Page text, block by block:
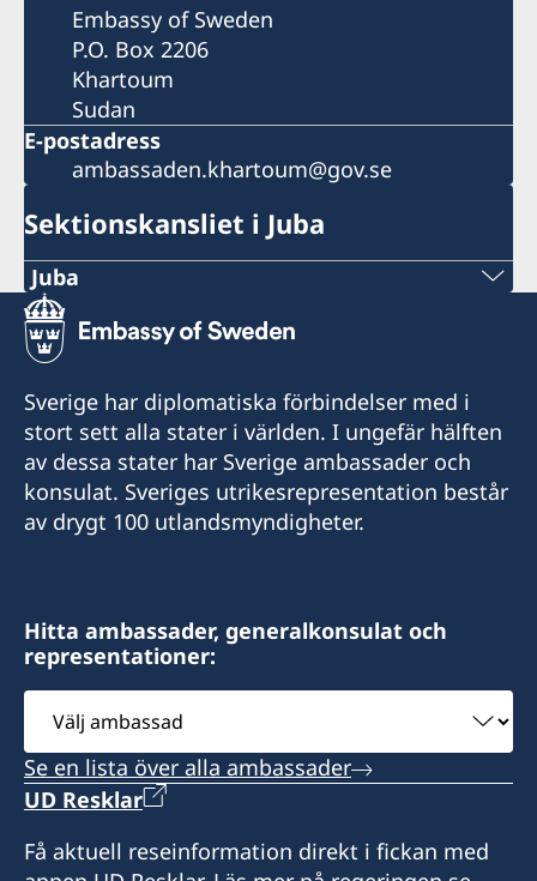
Embassy of Sweden
P.O. Box 2206
Khartoum
Sudan
E-postadress
ambassaden.khartoum@gov.se
Sektionskansliet i Juba
Juba
Sektionskansliet i Juba har avslutat sin
verksamhet den 14 augusti 2024.
Konsulära ärenden hänvisas till ambassaden i
Addis Abeba. Schengenviseringar för personer
som vistas i Sydsudan handläggs av Sveriges
ambassad Addis Abeba.
Sverige har diplomatiska förbindelser med i
stort sett alla stater i världen. I ungefär hälften
av dessa stater har Sverige ambassader och
konsulat. Sveriges utrikesrepresentation består
av drygt 100 utlandsmyndigheter.
Hitta ambassader, generalkonsulat och
representationer:
Välj
ambassad
Se en lista över alla ambassader
UD Resklar
Få aktuell reseinformation direkt i fickan med